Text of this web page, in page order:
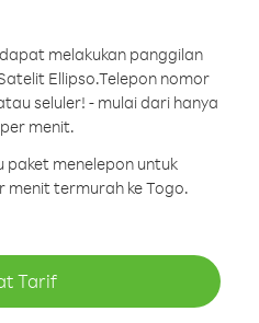
melakukan panggilan
Ellipso.Telepon nomor
seluler! - mulai dari hanya
menit.
paket menelepon untuk
termurah ke Togo.
Tarif